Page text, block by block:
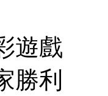
遊戲
勝利